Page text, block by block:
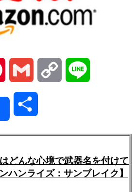
Pinterest Gmail Copy
どんな心境で武器名を付けて
ハンライズ：サンブレイク】